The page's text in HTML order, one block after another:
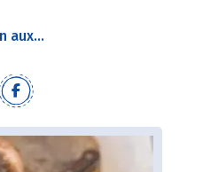
aux...